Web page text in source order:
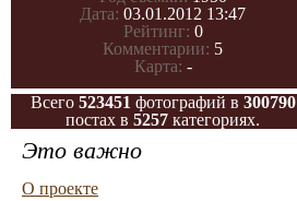
Дата: 03.01.2012 13:47
Рейтинг: 0
Комментарии: 5
Карта: -
Всего 523451 фотографий в 300790
постах в 5257 категориях.
Это важно
О проекте